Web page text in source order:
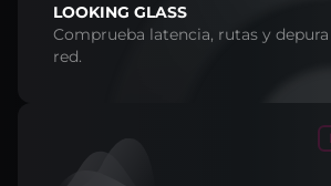
LOOKING GLASS
Comprueba latencia, rutas y
red.